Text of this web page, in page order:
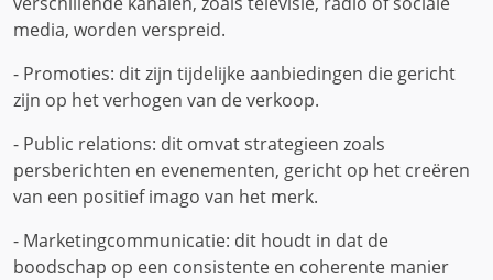
media, worden verspreid.
- Promoties: dit zijn tijdelijke aanbiedingen die gericht
zijn op het verhogen van de verkoop.
- Public relations: dit omvat strategieen zoals
persberichten en evenementen, gericht op het creëren
van een positief imago van het merk.
- Marketingcommunicatie: dit houdt in dat de
boodschap op een consistente en coherente manier